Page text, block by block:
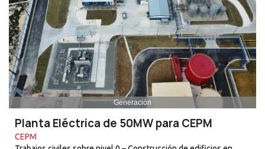
Generación
Planta Eléctrica de 50MW para CEPM
CEPM